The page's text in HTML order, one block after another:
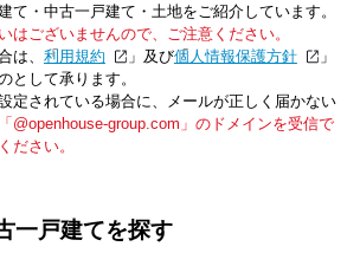
て・中古一戸建て・土地をご紹介しています。
はございませんので、ご注意ください。
は、「利用規約 」及び「個人情報保護方針
」
として承ります。
定されている場合に、メールが正しく届かない
「@openhouse-group.com」のドメインを受信で
ださい。
一戸建てを探す